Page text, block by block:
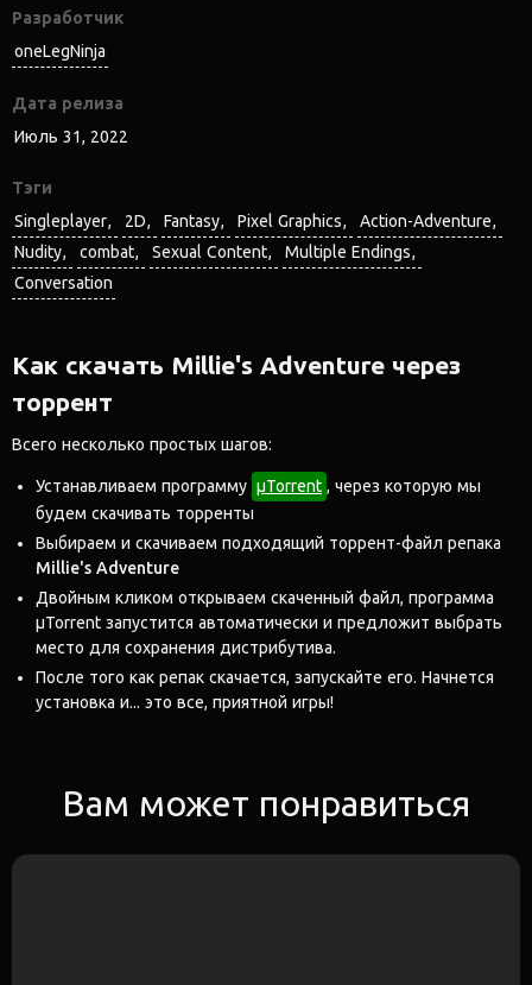
Разработчик
oneLegNinja
Дата релиза
Июль 31, 2022
Тэги
Singleplayer
2D Fantasy Pixel Graphics
Action-Adventure
Nudity
combat Sexual Content
Multiple Endings
Conversation
Как скачать Millie's Adventure через
торрент
Всего несколько простых шагов:
Устанавливаем программу μTorrent , через которую мы
будем скачивать торренты
Выбираем и скачиваем подходящий торрент-файл репака
Millie's Adventure
Двойным кликом открываем скаченный файл, программа
μTorrent запустится автоматически и предложит выбрать
место для сохранения дистрибутива.
После того как репак скачается, запускайте его. Начнется
установка и... это все, приятной игры!
Вам может понравиться